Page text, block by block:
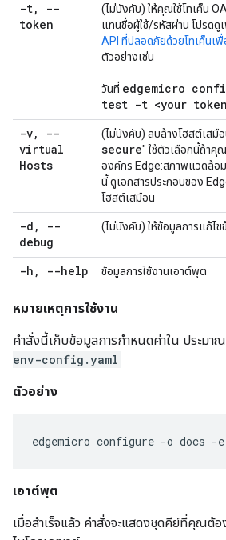
-t,
--
token
(ไม่บังคับ) ให้คุณใช้โทเค็น
แทนชื่อผู้ใช้/รหัสผ่าน โปรดดู
API ที่ปลอดภัยด้วยโทเค็นเ
ตัวอย่างเช่น
วันที่ edgemicro
test -t <your
-v,
--
virtual
Hosts
(ไม่บังคับ) ลบล้างโฮสต์เสมื
secure" ใช้ตัวเลือกนี้ถ้าคุ
องค์กร Edge:สภาพแวดล้อม
นี้ ดูเอกสารประกอบของ
โฮสต์เสมือน
-d ,
--
debug
(ไม่บังคับ) ให้ข้อมูลการแก้ไ
-h , --help ข้อมูลการใช้งานเอาต์พุต
หมายเหตุการใช้งาน
คำสั่งนี้เก็บข้อมูลการกำหนดค่าใน ประมาณ
env-config.yaml
ตัวอย่าง
edgemicro configure -o docs -e
เอาต์พุต
เมื่อสำเร็จแล้ว คำสั่งจะแสดงชุดคีย์ที่คุณต้อ